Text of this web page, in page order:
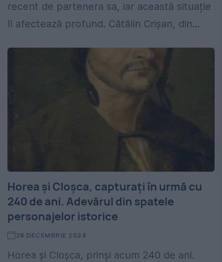
recent de partenera sa, iar această situație
îl afectează profund. Cătălin Crișan, din...
Horea și Cloșca, capturați în urmă cu
240 de ani. Adevărul din spatele
personajelor istorice
28 DECEMBRIE 2024
Horea și Cloșca, prinși acum 240 de ani.